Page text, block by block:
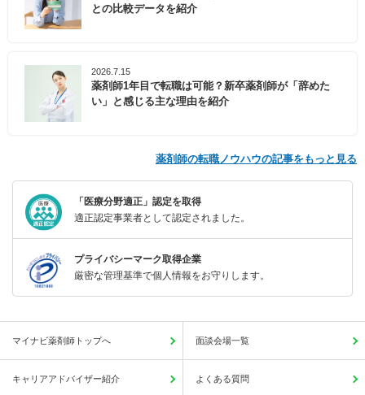
との比較データを紹介
2026.7.15
薬剤師1年目で転職は可能？新卒薬剤師が「辞めた
い」と感じる主な理由を紹介
薬剤師の転職ノウハウの記事をもっと見る
「医療分野適正」認定を取得
適正認定事業者として認定されました。
プライバシーマーク取得企業
厳密な管理基準で個人情報をお守りします。
マイナビ薬剤師トップへ 面談会場一覧
キャリアアドバイザー紹介 よくある質問